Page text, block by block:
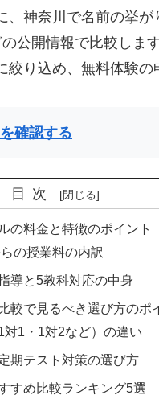
、神奈川で名前の挙
公開情報で比較しま
り込め、無料体験の
確認する
目次
の料金と特徴のポイント
の授業料の内訳
導と5教科対応の中身
較で見るべき選び方のポ
対1・1対2など）の違い
期テスト対策の選び方
すめ比較ランキング5選